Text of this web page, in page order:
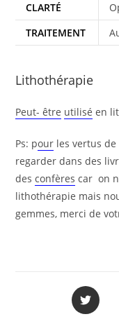
CLARTÉ
TRAITEMENT
Lithothérapie
Peut- être utilisé en
Ps: pour les vertus
regarder dans des
desconfères car on
lithothérapie mais
gemmes, merci de